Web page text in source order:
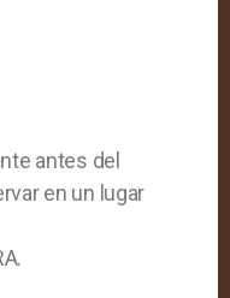
antes del
en un lugar